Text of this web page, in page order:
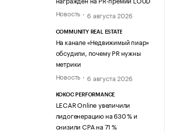
Новость
6 августа 2026
COMMUNITY REAL ESTATE
На канале «Недвижимый пиар»
обсудили, почему PR нужны
метрики
Новость
6 августа 2026
KOKOC PERFORMANCE
LECAR Online увеличили
лидогенерацию на 630 % и
снизили CPA на 71 %